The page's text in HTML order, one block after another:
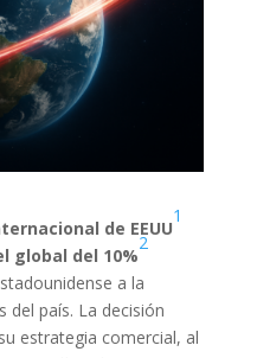
de EEUU
1
global del 10%
2
a la
del país. La decisión
estrategia comercial, al